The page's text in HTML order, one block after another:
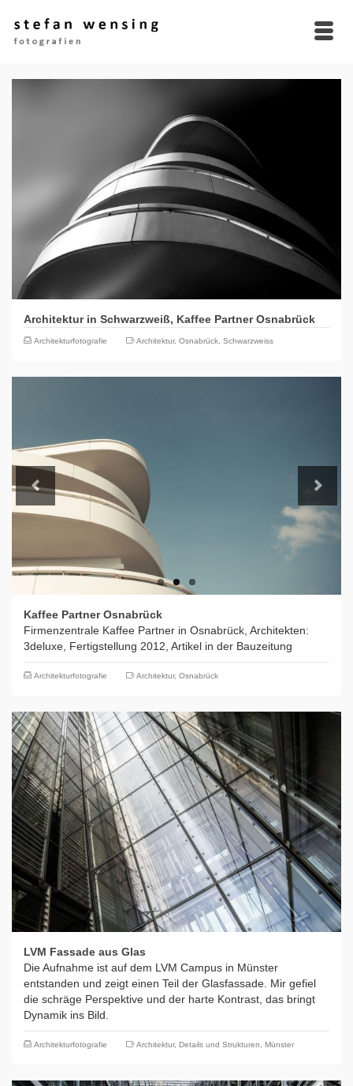
Architektur in Schwarzweiß, Kaffee Partner Osnabrück
Architekturfotografie Architektur, Osnabrück Schwarzweiss
Previous Next
Kaffee Partner Osnabrück
Firmenzentrale Kaffee Partner in Osnabrück, Architekten:
3deluxe, Fertigstellung 2012, Artikel in der Bauzeitung
Architekturfotografie Architektur, Osnabrück
LVM Fassade aus Glas
Die Aufnahme ist auf dem LVM Campus in Münster
entstanden und zeigt einen Teil der Glasfassade. Mir gefiel
die schräge Perspektive und der harte Kontrast, das bringt
Dynamik ins Bild.
Architekturfotografie Architektur, Details und Strukturen Münster